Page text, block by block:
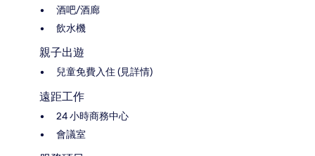
酒吧/酒廊
飲水機
親子出遊
兒童免費入住 (見詳情)
遠距工作
24 小時商務中心
會議室